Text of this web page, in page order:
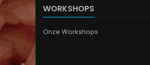
WORKSHOPS
Onze Workshops